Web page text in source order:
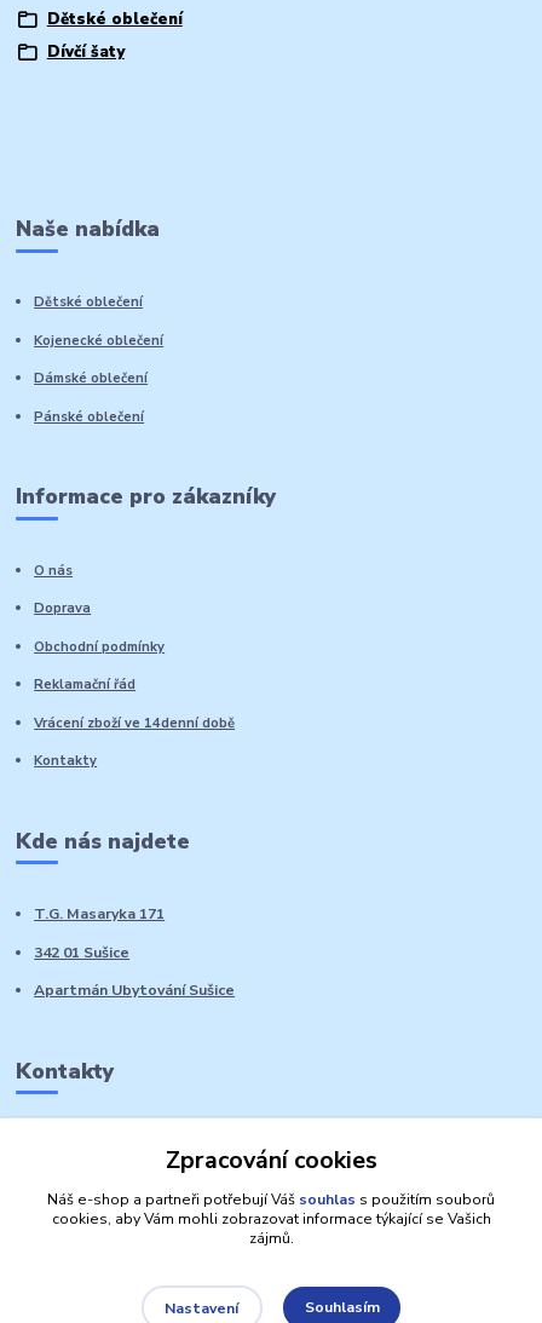
Dětské oblečení
Dívčí šaty
Naše nabídka
Dětské oblečení
Kojenecké oblečení
Dámské oblečení
Pánské oblečení
Informace pro zákazníky
O nás
Doprava
Obchodní podmínky
Reklamační řád
Vrácení zboží ve 14denní době
Kontakty
Kde nás najdete
T.G. Masaryka 171
342 01 Sušice
Apartmán Ubytování Sušice
Kontakty
Zpracování cookies
Náš e-shop a partneři potřebují Váš souhlas s použitím souborů
cookies, aby Vám mohli zobrazovat informace týkající se Vašich
zájmů.
Nastavení Souhlasím